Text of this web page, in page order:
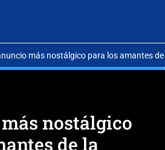
más nostálgico para los amantes
nostálgico
de la